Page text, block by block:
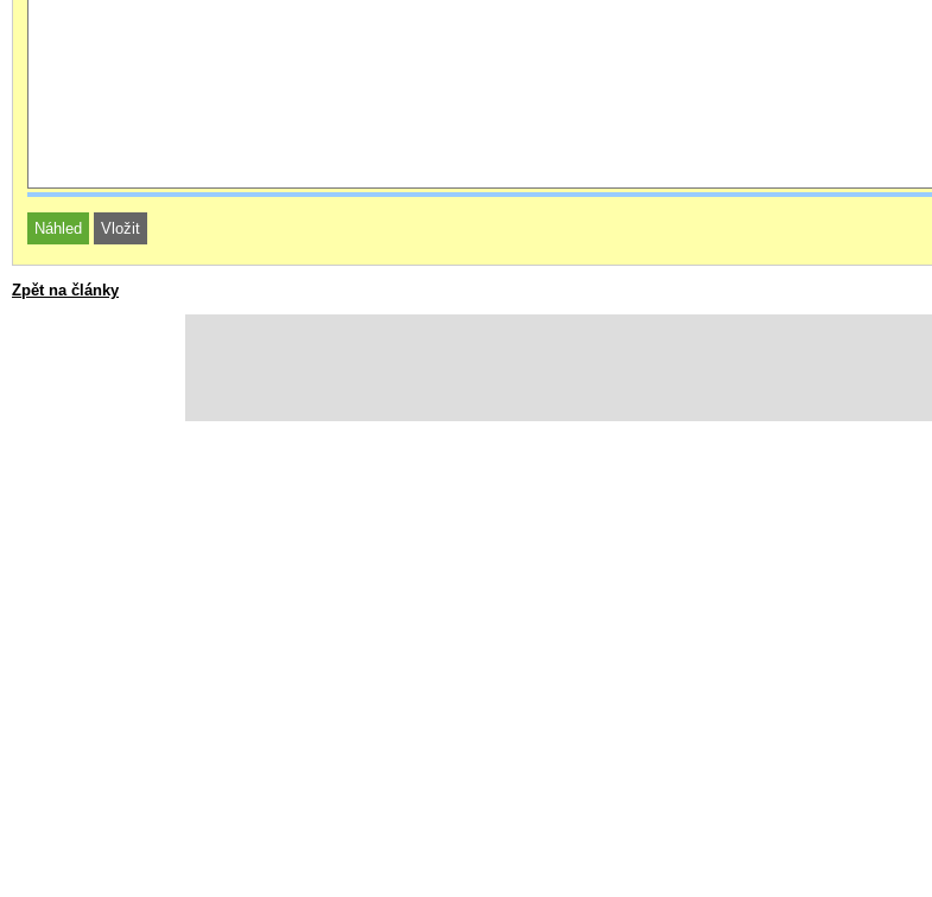
Zpět na články